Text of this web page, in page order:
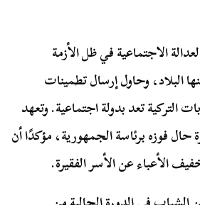
الاجتماعية في ظل الأزمة
البلاد، وحاول إرسال تطمينات
التركية تعد بدولة اجتماعية. وتعهد
حال فوزه برئاسة الجمهورية، مؤكدًا أن
الأعباء عن الأسر الفقيرة.